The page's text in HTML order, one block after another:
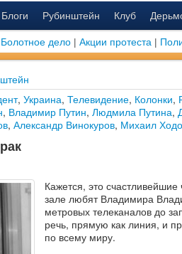
Блоги Рубинштейн Клуб
Болотное дело | Акции протеста |
, Украина, Телевидение, Колонки,
, Владимир Путин, Людмила Путина,
, Александр Винокуров, Михаил
Кажется, это
зале любят Владимира
метровых телеканалов до
речь, прямую как линия, и
по всему миру.